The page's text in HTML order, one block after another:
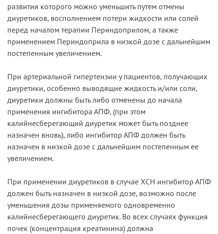
развития которого можно уменьшить путем отмены
диуретиков, восполнением потери жидкости или солей
перед началом терапии Периндоприлом, а также
применением Периндоприла в низкой дозе с дальнейшим
постепенным увеличением.
При артериальной гипертензии у пациентов, получающих
диуретики, особенно выводящие жидкость и/или соли,
диуретики должны быть либо отменены до начала
применения ингибитора АПФ, (при этом
калийнесберегающий диуретик может быть позднее
назначен вновь), либо ингибитор АПФ должен быть
назначен в низкой дозе с дальнейшим постепенным ее
увеличением.
При применении диуретиков в случае ХСН ингибитор АПФ
должен быть назначен в низкой дозе, возможно после
уменьшения дозы применяемого одновременно
калийнесберегающего диуретик. Во всех случаях функция
почек (концентрация креатинина) должна